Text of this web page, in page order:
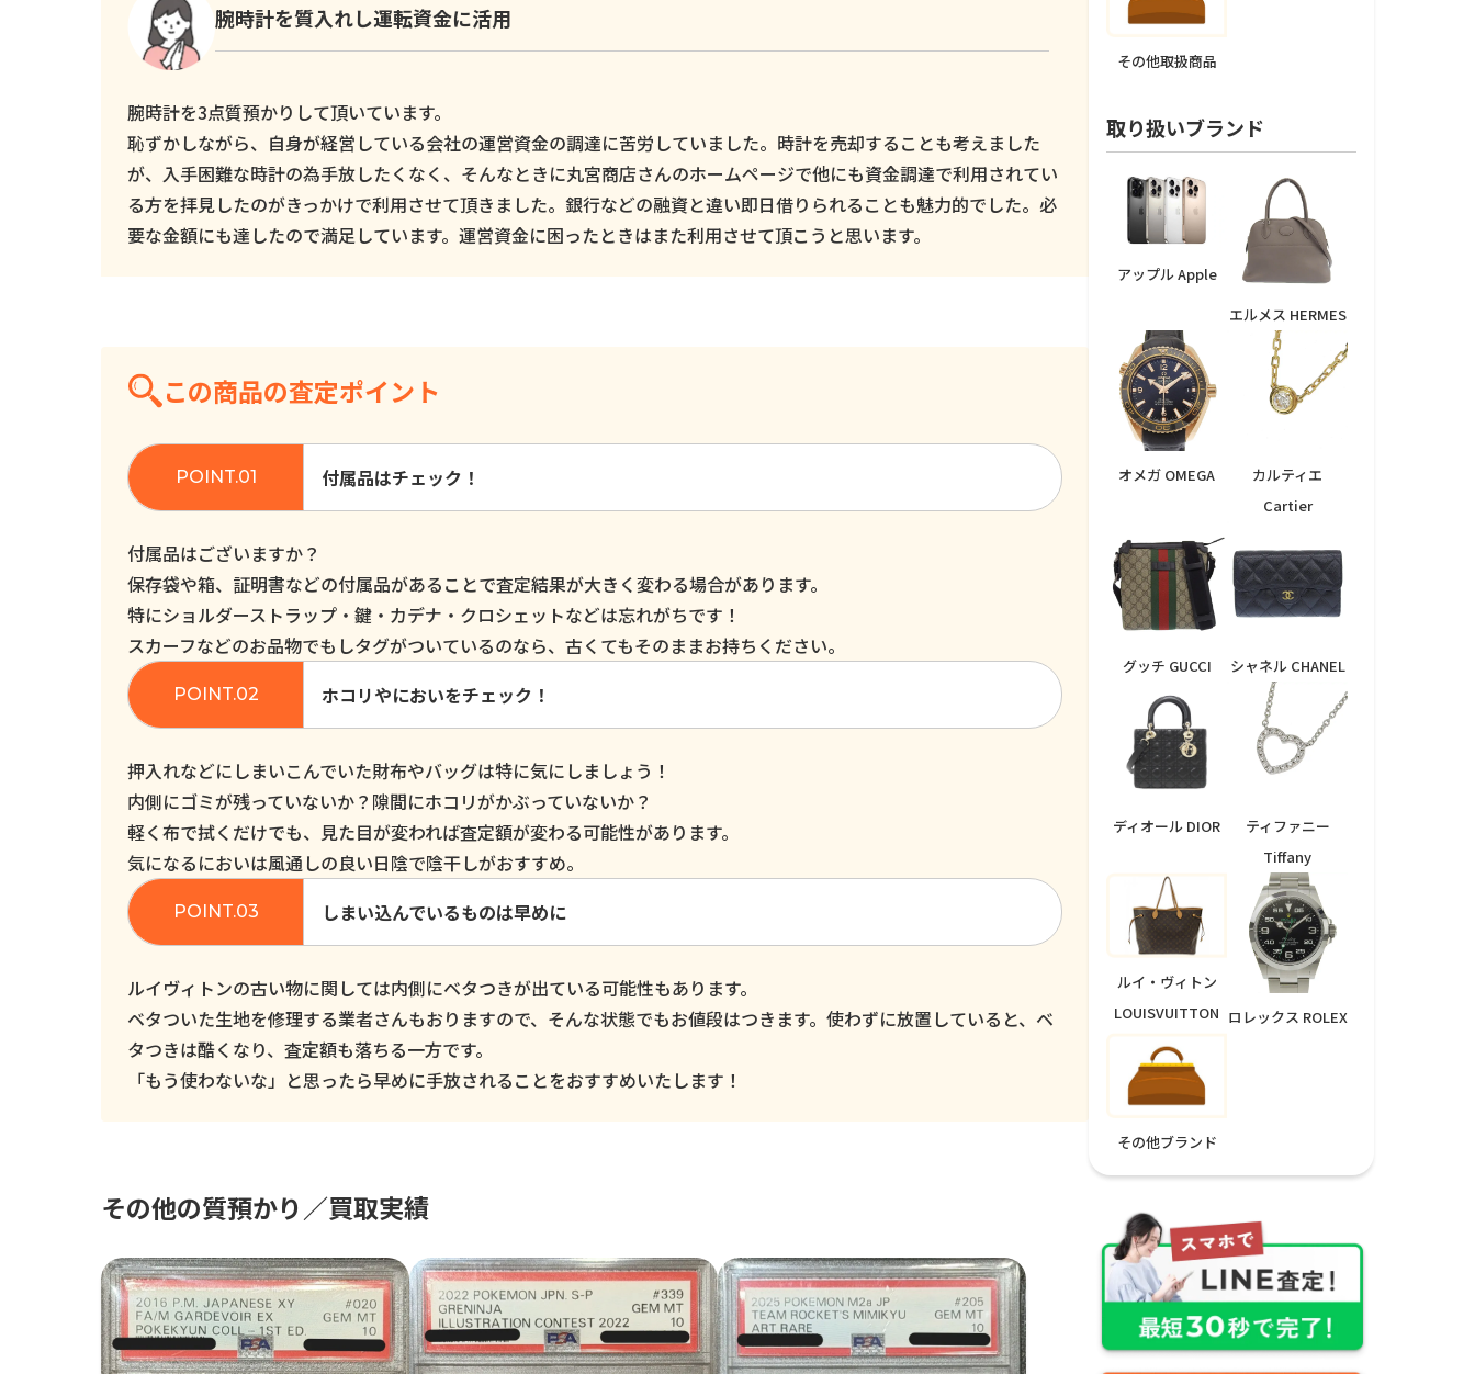
腕時計を質入れし運転資金に活用
腕時計を3点質預かりして頂いています。
恥ずかしながら、自身が経営している会社の運営資金の調達に苦労していました。時計を売却することも考えました
が、入手困難な時計の為手放したくなく、そんなときに丸宮商店さんのホームページで他にも資金調達で利用されてい
る方を拝見したのがきっかけで利用させて頂きました。銀行などの融資と違い即日借りられることも魅力的でした。必
要な金額にも達したので満足しています。運営資金に困ったときはまた利用させて頂こうと思います。
この商品の査定ポイント
付属品はチェック！
付属品はございますか？
保存袋や箱、証明書などの付属品があることで査定結果が大きく変わる場合があります。
特にショルダーストラップ・鍵・カデナ・クロシェットなどは忘れがちです！
スカーフなどのお品物でもしタグがついているのなら、古くてもそのままお持ちください。
ホコリやにおいをチェック！
押入れなどにしまいこんでいた財布やバッグは特に気にしましょう！
内側にゴミが残っていないか？隙間にホコリがかぶっていないか？
軽く布で拭くだけでも、見た目が変われば査定額が変わる可能性があります。
気になるにおいは風通しの良い日陰で陰干しがおすすめ。
しまい込んでいるものは早めに
ルイヴィトンの古い物に関しては内側にベタつきが出ている可能性もあります。
ベタついた生地を修理する業者さんもおりますので、そんな状態でもお値段はつきます。使わずに放置していると、ベ
タつきは酷くなり、査定額も落ちる一方です。
「もう使わないな」と思ったら早めに手放されることをおすすめいたします！
その他の質預かり／買取実績
その他取扱商品
取り扱いブランド
アップル Apple
エルメス HERMES
オメガ OMEGA
カルティエ
Cartier
グッチ GUCCI シャネル CHANEL
ディオール DIOR
ティファニー
Tiffany
ルイ・ヴィトン
LOUISVUITTON ロレックス ROLEX
その他ブランド